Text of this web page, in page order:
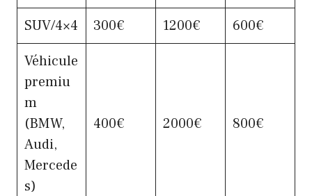
SUV/4×4 300€ 1200€
600€
Véhicule
premiu
m
(BMW,
Audi,
Mercede
s)
400€ 2000€ 800€